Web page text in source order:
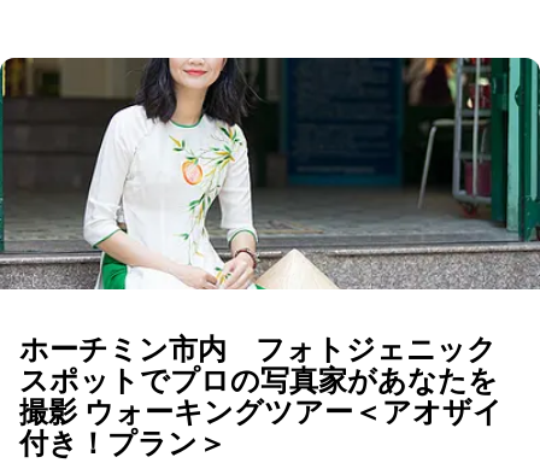
ホーチミン市内 フォトジェニック
スポットでプロの写真家があなたを
撮影 ウォーキングツアー＜アオザイ
付き！プラン＞